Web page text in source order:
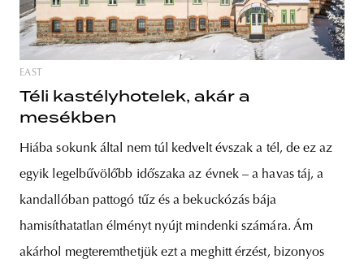
EAST
Téli kastélyhotelek, akár a
mesékben
Hiába sokunk által nem túl kedvelt évszak a tél, de ez az
egyik legelbűvölőbb időszaka az évnek – a havas táj, a
kandallóban pattogó tűz és a bekuckózás bája
hamisíthatatlan élményt nyújt mindenki számára. Ám
akárhol megteremthetjük ezt a meghitt érzést, bizonyos